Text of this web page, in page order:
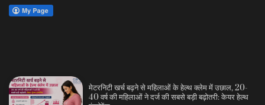
मेटरनिटी खर्च बढ़ने से महिलाओं के हेल्थ क्लेम में उछाल, 20-
40 वर्ष की महिलाओं ने दर्ज की सबसे बड़ी बढ़ोतरी: केयर हेल्थ